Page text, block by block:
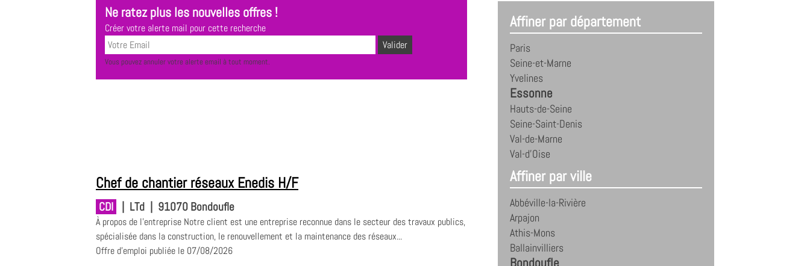
Ne ratez plus les nouvelles offres !
Créer votre alerte mail pour cette recherche
Vous pouvez annuler votre alerte email à tout moment.
Chef de chantier réseaux Enedis H/F
CDI | LTd | 91070 Bondoufle
À propos de l'entreprise Notre client est une entreprise reconnue dans le secteur des travaux publics,
spécialisée dans la construction, le renouvellement et la maintenance des réseaux...
Offre d'emploi publiée le 07/08/2026
Affiner par département
Paris
Seine-et-Marne
Yvelines
Essonne
Hauts-de-Seine
Seine-Saint-Denis
Val-de-Marne
Val-d'Oise
Affiner par ville
Abbéville-la-Rivière
Arpajon
Athis-Mons
Ballainvilliers
Bondoufle